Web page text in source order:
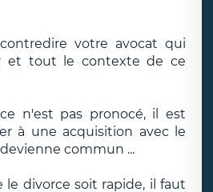
votre avocat qui
et tout le contexte de ce
n'est pas pronocé, il est
à une acquisition avec le
commun ...
le divorce soit rapide, il faut